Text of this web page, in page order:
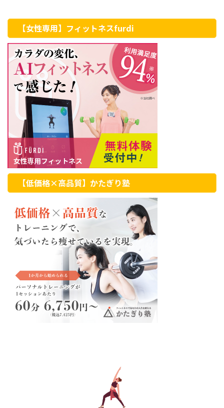
【女性専用】フィットネスfurdi
【低価格×高品質】かたぎり塾